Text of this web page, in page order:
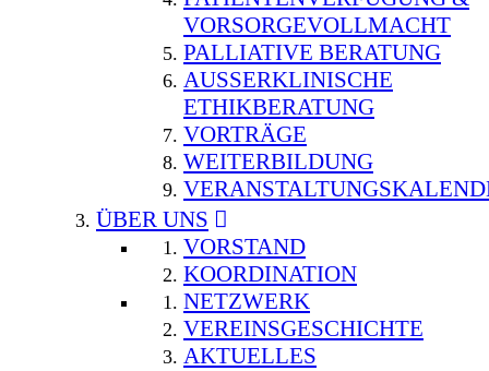
VORSORGEVOLLMACHT
PALLIATIVE BERATUNG
AUSSERKLINISCHE E
THIKBERATUNG
VORTRÄGE
WEITERBILDUNG
ÜBER UNS
VORSTAND
KOORDINATION
NETZWERK
VEREINSGESCHICHTE
AKTUELLES